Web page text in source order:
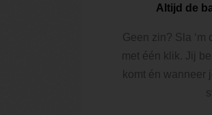
Altijd de
Geen zin? Sla ‘m
met één klik. Jij
komt én wanneer